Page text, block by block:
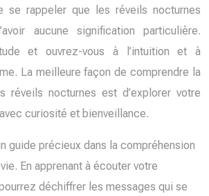
se rappeler que les réveils nocturnes
aucune signification particulière.
et ouvrez-vous à l’intuition et à
La meilleure façon de comprendre la
réveils nocturnes est d’explorer votre
curiosité et bienveillance.
guide précieux dans la compréhension
En apprenant à écouter votre
déchiffrer les messages qui se